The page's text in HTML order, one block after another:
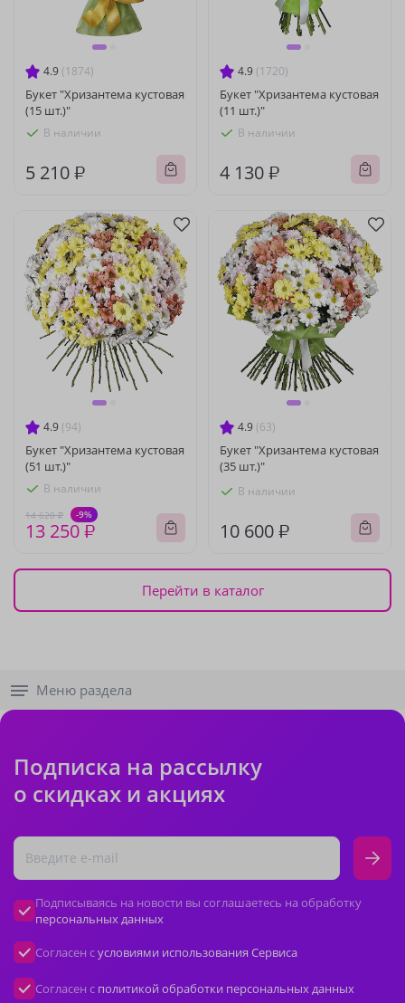
4.9 (1874)
Букет "Хризантема кустовая
(15 шт.)"
В наличии
5 210 ₽
4.9 (1720)
Букет "Хризантема кустовая
(11 шт.)"
В наличии
4 130 ₽
4.9 (94)
Букет "Хризантема кустовая
(51 шт.)"
В наличии
14 620 ₽ -9%
13 250 ₽
4.9 (63)
Букет "Хризантема кустовая
(35 шт.)"
В наличии
10 600 ₽
Перейти в каталог
Меню раздела
Подписка на рассылку
о скидках и акциях
Подписываясь на новости вы соглашаетесь на обработку
персональных данных
Согласен сусловиями использования Сервиса
Согласен с политикой обработки персональных данных